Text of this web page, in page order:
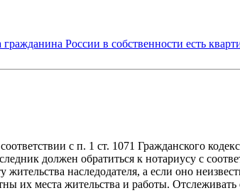
России в собственности есть
с п. 1 ст. 1071 Гражданского
должен обратиться к нотариусу с
наследодателя, а если оно
их места жительства и работы.